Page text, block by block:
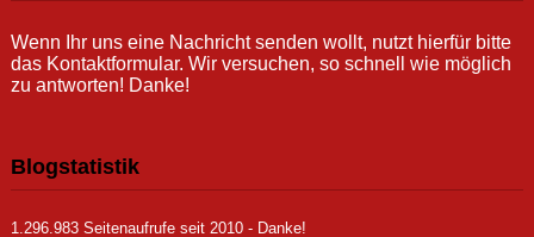
Wenn Ihr uns eine Nachricht senden wollt, nutzt hierfür bitte
das Kontaktformular. Wir versuchen, so schnell wie möglich
zu antworten! Danke!
Blogstatistik
1.296.983 Seitenaufrufe seit 2010 - Danke!